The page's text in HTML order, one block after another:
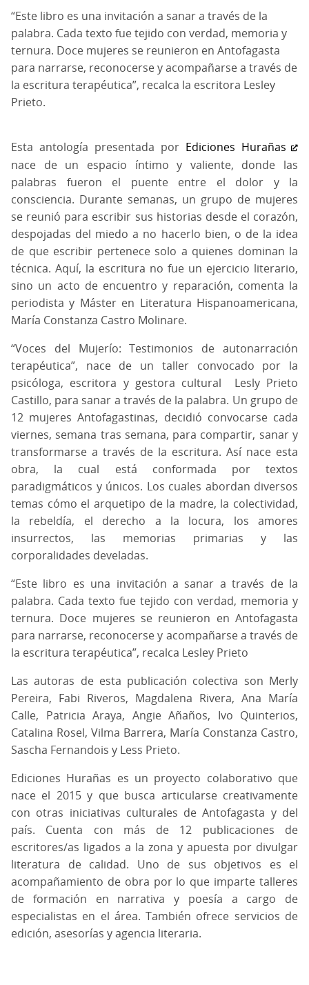
“Este libro es una invitación a sanar a través de la
palabra. Cada texto fue tejido con verdad, memoria y
ternura. Doce mujeres se reunieron en Antofagasta
para narrarse, reconocerse y acompañarse a través de
la escritura terapéutica”, recalca la escritora Lesley
Prieto.
Esta antología presentada por Ediciones Hurañas
nace de un espacio íntimo y valiente, donde las
palabras fueron el puente entre el dolor y la
consciencia. Durante semanas, un grupo de mujeres
se reunió para escribir sus historias desde el corazón,
despojadas del miedo a no hacerlo bien, o de la idea
de que escribir pertenece solo a quienes dominan la
técnica. Aquí, la escritura no fue un ejercicio literario,
sino un acto de encuentro y reparación, comenta la
periodista y Máster en Literatura Hispanoamericana,
María Constanza Castro Molinare.
“Voces del Mujerío: Testimonios de autonarración
terapéutica”, nace de un taller convocado por la
psicóloga, escritora y gestora cultural
Lesly Prieto
Castillo, para sanar a través de la palabra. Un grupo de
12 mujeres Antofagastinas, decidió convocarse cada
viernes, semana tras semana, para compartir, sanar y
transformarse a través de la escritura. Así nace esta
obra, la cual está conformada por textos
paradigmáticos y únicos. Los cuales abordan diversos
temas cómo el arquetipo de la madre, la colectividad,
la rebeldía, el derecho a la locura, los amores
insurrectos, las memorias primarias y las
corporalidades develadas.
“Este libro es una invitación a sanar a través de la
palabra. Cada texto fue tejido con verdad, memoria y
ternura. Doce mujeres se reunieron en Antofagasta
para narrarse, reconocerse y acompañarse a través de
la escritura terapéutica”, recalca Lesley Prieto
Las autoras de esta publicación colectiva son Merly
Pereira, Fabi Riveros, Magdalena Rivera, Ana María
Calle, Patricia Araya, Angie Añaños, Ivo Quinterios,
Catalina Rosel, Vilma Barrera, María Constanza Castro,
Sascha Fernandois y Less Prieto.
Ediciones Hurañas es un proyecto colaborativo que
nace el 2015 y que busca articularse creativamente
con otras iniciativas culturales de Antofagasta y del
país. Cuenta con más de 12 publicaciones de
escritores/as ligados a la zona y apuesta por divulgar
literatura de calidad. Uno de sus objetivos es el
acompañamiento de obra por lo que imparte talleres
de formación en narrativa y poesía a cargo de
especialistas en el área. También ofrece servicios de
edición, asesorías y agencia literaria.